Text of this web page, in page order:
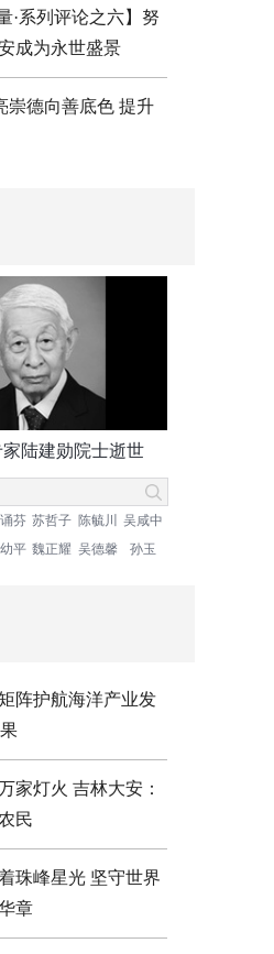
·系列评论之六】努
成为永世盛景
崇德向善底色 提升
陆建勋院士逝世
芬 苏哲子 陈毓川
吴咸中
平 魏正耀 吴德馨 孙玉
阵护航海洋产业发
家灯火 吉林大安：
民
珠峰星光 坚守世界
章